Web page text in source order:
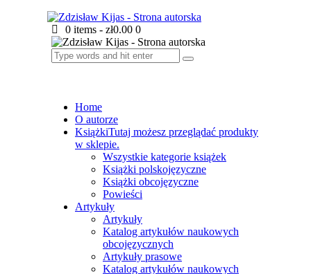
0 items -zł0.00 0
Home
O autorze
KsiążkiTutaj możesz przeglądać produkty
w sklepie.
Wszystkie kategorie książek
Książki polskojęzyczne
Książki obcojęzyczne
Powieści
Artykuły
Artykuły
Katalog artykułów naukowych
obcojęzycznych
Artykuły prasowe
Katalog artykułów naukowych